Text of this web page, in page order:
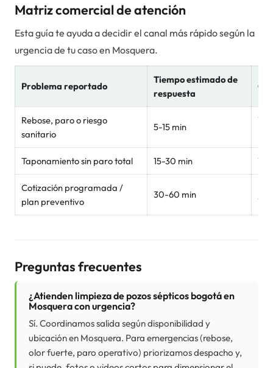
Matriz comercial de atención
Esta guía te ayuda a decidir el canal más rápido según la
urgencia de tu caso en Mosquera.
Problema reportado
Tiempo estimado de
respuesta
Rebose, paro o riesgo
sanitario
5-15 min
Taponamiento sin paro total 15-30 min
Cotización programada /
plan preventivo
30-60 min
Preguntas frecuentes
¿Atienden limpieza de pozos sépticos bogotá en
Mosquera con urgencia?
Sí. Coordinamos salida según disponibilidad y
ubicación en Mosquera. Para emergencias (rebose,
olor fuerte, paro operativo) priorizamos despacho y,